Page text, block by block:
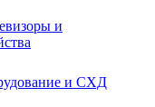
и
и СХД